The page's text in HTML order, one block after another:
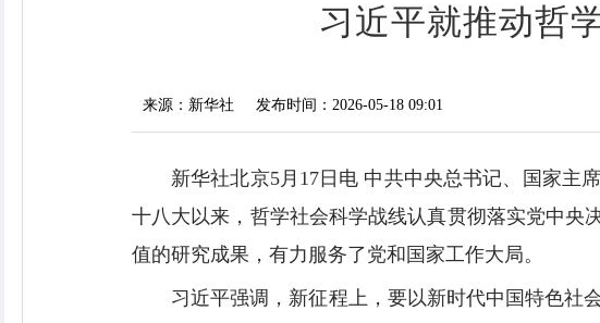
习近平就推动哲
来源：新华社 发布时间：2026-05-18 09:01
新华社北京5月17日电 中共中央总书记、国家主
十八大以来，哲学社会科学战线认真贯彻落实党中央
值的研究成果，有力服务了党和国家工作大局。
习近平强调，新征程上，要以新时代中国特色社